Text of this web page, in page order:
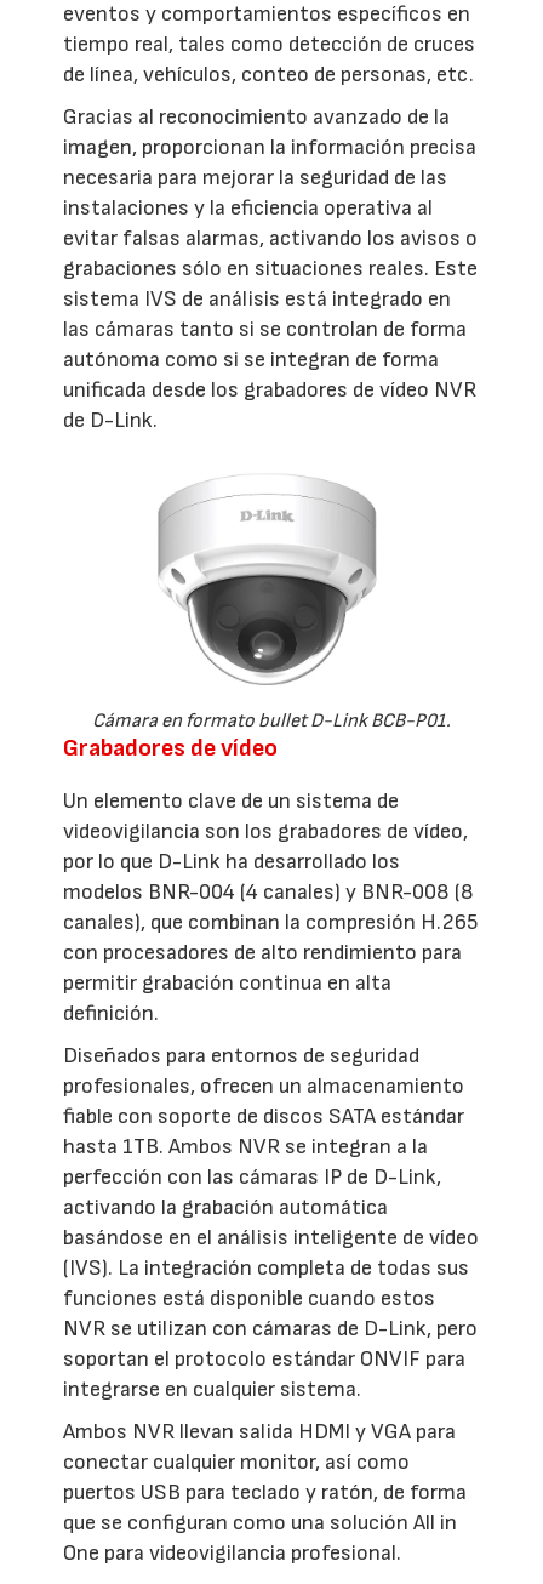
eventos y comportamientos específicos en
tiempo real, tales como detección de cruces
de línea, vehículos, conteo de personas, etc.
Gracias al reconocimiento avanzado de la
imagen, proporcionan la información precisa
necesaria para mejorar la seguridad de las
instalaciones y la eficiencia operativa al
evitar falsas alarmas, activando los avisos o
grabaciones sólo en situaciones reales. Este
sistema IVS de análisis está integrado en
las cámaras tanto si se controlan de forma
autónoma como si se integran de forma
unificada desde los grabadores de vídeo NVR
de D-Link.
Cámara en formato bullet D-Link BCB-P01.
Grabadores de vídeo
Un elemento clave de un sistema de
videovigilancia son los grabadores de vídeo,
por lo que D-Link ha desarrollado los
modelos BNR-004 (4 canales) y BNR-008 (8
canales), que combinan la compresión H.265
con procesadores de alto rendimiento para
permitir grabación continua en alta
definición.
Diseñados para entornos de seguridad
profesionales, ofrecen un almacenamiento
fiable con soporte de discos SATA estándar
hasta 1TB. Ambos NVR se integran a la
perfección con las cámaras IP de D-Link,
activando la grabación automática
basándose en el análisis inteligente de vídeo
(IVS). La integración completa de todas sus
funciones está disponible cuando estos
NVR se utilizan con cámaras de D-Link, pero
soportan el protocolo estándar ONVIF para
integrarse en cualquier sistema.
Ambos NVR llevan salida HDMI y VGA para
conectar cualquier monitor, así como
puertos USB para teclado y ratón, de forma
que se configuran como una solución All in
One para videovigilancia profesional.